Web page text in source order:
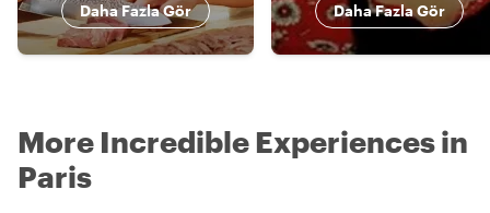
Daha Fazla Gör Daha Fazla Gör
More Incredible Experiences in
Paris